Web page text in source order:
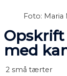
Foto: Maria
med
2 små tærter